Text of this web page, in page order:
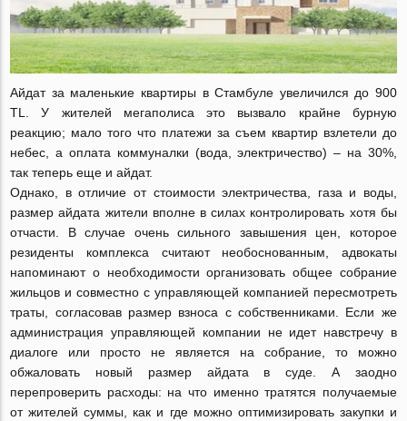
Айдат за маленькие квартиры в Стамбуле увеличился до 900
TL. У жителей мегаполиса это вызвало крайне бурную
реакцию; мало того что платежи за съем квартир взлетели до
небес, а оплата коммуналки (вода, электричество) – на 30%,
так теперь еще и айдат.
Однако, в отличие от стоимости электричества, газа и воды,
размер айдата жители вполне в силах контролировать хотя бы
отчасти. В случае очень сильного завышения цен, которое
резиденты комплекса считают необоснованным, адвокаты
напоминают о необходимости организовать общее собрание
жильцов и совместно с управляющей компанией пересмотреть
траты, согласовав размер взноса с собственниками. Если же
администрация управляющей компании не идет навстречу в
диалоге или просто не является на собрание, то можно
обжаловать новый размер айдата в суде. А заодно
перепроверить расходы: на что именно тратятся получаемые
от жителей суммы, как и где можно оптимизировать закупки и